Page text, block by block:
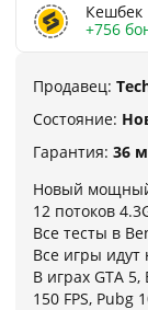
Кешбек
+756
Продавец:
Состояние:
Гарантия: 36
Новый мощный
12 потоков
Все тесты в
Все игры идут
В играх GTA
150 FPS, Pubg